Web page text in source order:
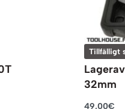
Tillfälligt
32mm
49,00€